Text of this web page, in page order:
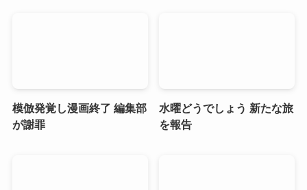
模倣発覚し漫画終了 編集部
が謝罪
水曜どうでしょう 新たな旅
を報告